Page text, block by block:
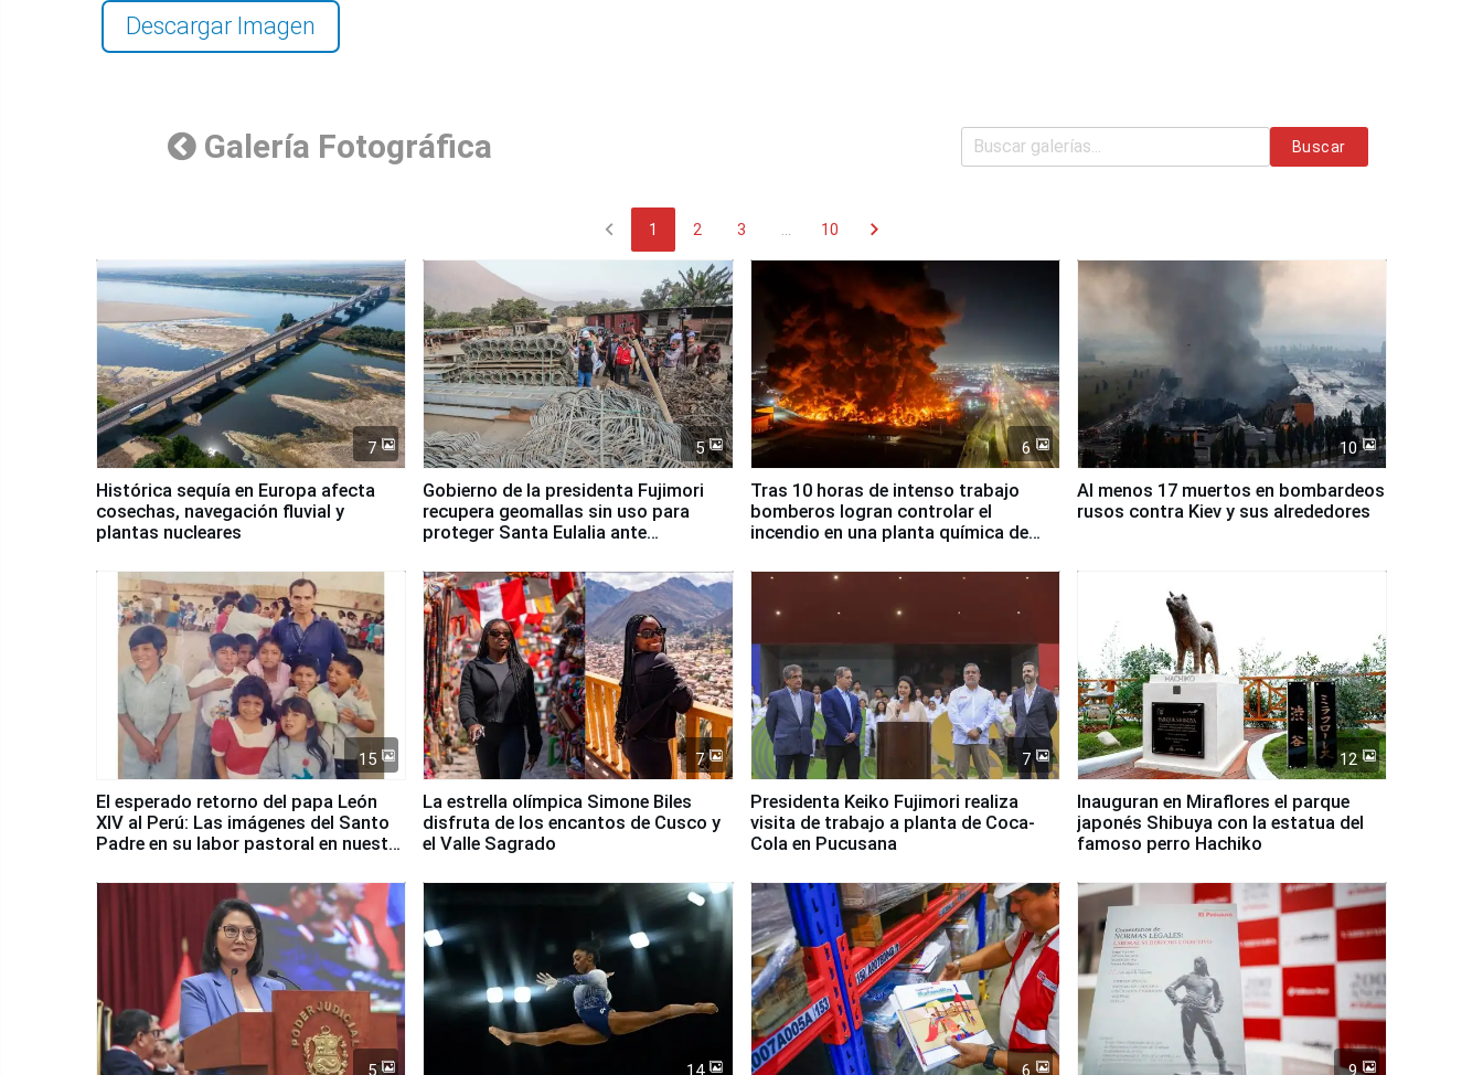
Descargar Imagen
Galería Fotográfica Buscar
chevron_left 1 2 3 10 chevron_right
7
Histórica sequía en Europa afecta
cosechas, navegación fluvial y
plantas nucleares
5
Gobierno de la presidenta Fujimori
recupera geomallas sin uso para
proteger Santa Eulalia ante
6
Tras 10 horas de intenso trabajo
bomberos logran controlar el
incendio en una planta química de
10
Al menos 17 muertos en bombardeos
rusos contra Kiev y sus alrededores
15
El esperado retorno del papa León
XIV al Perú: Las imágenes del Santo
Padre en su labor pastoral en nuestro
7
La estrella olímpica Simone Biles
disfruta de los encantos de Cusco y
el Valle Sagrado
7
Presidenta Keiko Fujimori realiza
visita de trabajo a planta de Coca-
Cola en Pucusana
12
Inauguran en Miraflores el parque
japonés Shibuya con la estatua del
famoso perro Hachiko
5 14 6 9